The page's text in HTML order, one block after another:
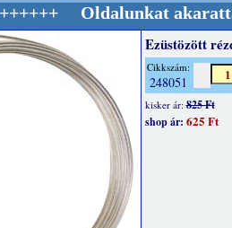
akarattal
Ezüstözött
Cikkszám:
248051
kisker ár:825 Ft
shop ár: 625 Ft